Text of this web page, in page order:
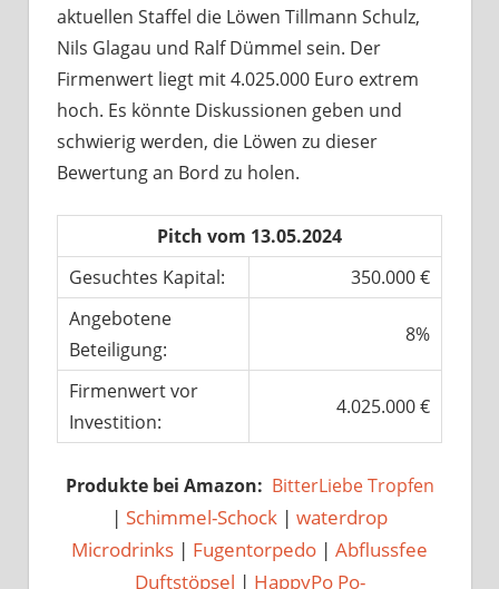
aktuellen Staffel die Löwen Tillmann Schulz,
Nils Glagau und Ralf Dümmel sein. Der
Firmenwert liegt mit 4.025.000 Euro extrem
hoch. Es könnte Diskussionen geben und
schwierig werden, die Löwen zu dieser
Bewertung an Bord zu holen.
Pitch vom 13.05.2024
Gesuchtes Kapital:
350.000 €
Angebotene
Beteiligung:
8%
Firmenwert vor
Investition:
4.025.000 €
Produkte bei Amazon: BitterLiebe Tropfen
| Schimmel-Schock | waterdrop
Microdrinks | Fugentorpedo | Abflussfee
Duftstöpsel | HappyPo Po-